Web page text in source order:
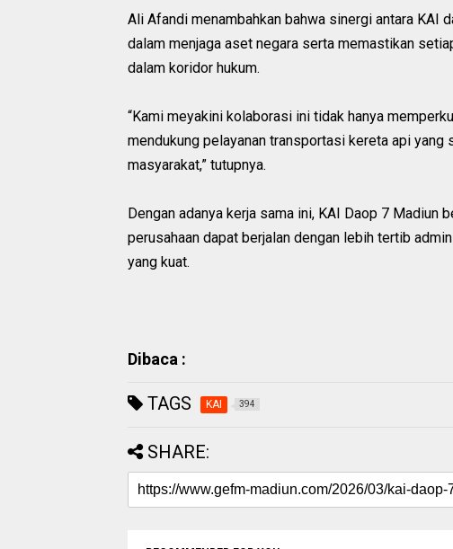
Ali Afandi menambahkan bahwa sinergi antara KAI
dalam menjaga aset negara serta memastikan
dalam koridor hukum.
“Kami meyakini kolaborasi ini tidak hanya
mendukung pelayanan transportasi kereta api yang
masyarakat,” tutupnya.
Dengan adanya kerja sama ini, KAI Daop 7
perusahaan dapat berjalan dengan lebih tertib
yang kuat.
Dibaca :
TAGS KAI 394
SHARE: